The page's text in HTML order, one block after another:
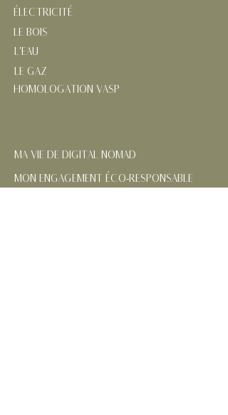
ÉLECTRICITÉ
LE BOIS
L'EAU
LE GAZ
HOMOLOGATION VASP
MA VIE DE DIGITAL NOMAD
MON ENGAGEMENT ÉCO-RESPONSABLE